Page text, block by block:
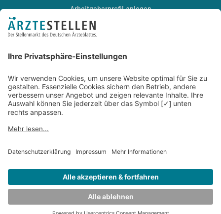
Arbeitgeberprofil anlegen
Recruiting-Podcast
Kontakt
Datenschutz
Newsletter
Entwickelt durchJOBIQO